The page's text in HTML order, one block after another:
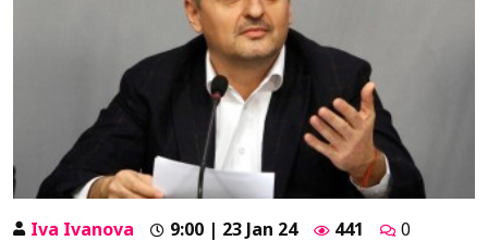
Iva Ivanova 9:00 | 23 Jan 24 441 0